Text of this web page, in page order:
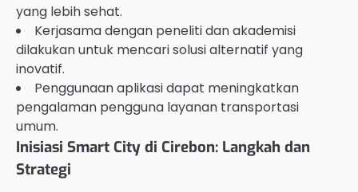
yang lebih sehat.
Kerjasama dengan peneliti dan akademisi
dilakukan untuk mencari solusi alternatif yang
inovatif.
Penggunaan aplikasi dapat meningkatkan
pengalaman pengguna layanan transportasi
umum.
Inisiasi Smart City di Cirebon: Langkah dan
Strategi